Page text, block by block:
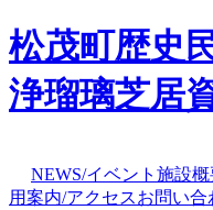
松茂町歴史
浄瑠璃芝居
NEWS/イベント 施設概
用案内/アクセスお問い合